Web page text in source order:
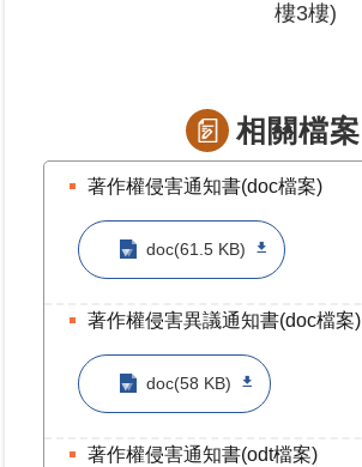
樓3樓)
相關檔案
著作權侵害通知書(doc檔案)
doc(61.5 KB)
著作權侵害異議通知書(doc檔案)
doc(58 KB)
著作權侵害通知書(odt檔案)